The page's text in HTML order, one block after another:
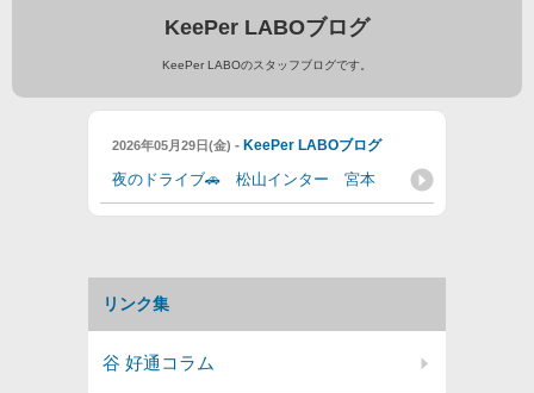
KeePer LABOブログ
KeePer LABOのスタッフブログです。
2026年05月29日(金) - KeePer LABOブログ
夜のドライブ🚗 松山インター 宮本
リンク集
谷 好通コラム